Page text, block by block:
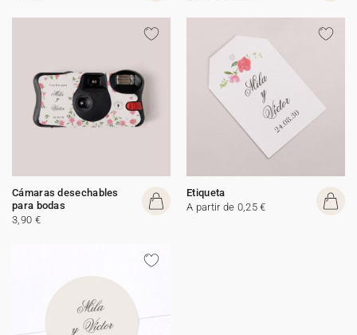
Cámaras desechables
para bodas
3,90 €
Etiqueta
A partir de 0,25 €